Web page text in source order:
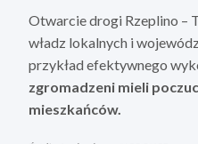
Otwarcie drogi Rzeplino –
władz lokalnych i
przykład efektywnego
zgromadzeni mieli
mieszkańców.